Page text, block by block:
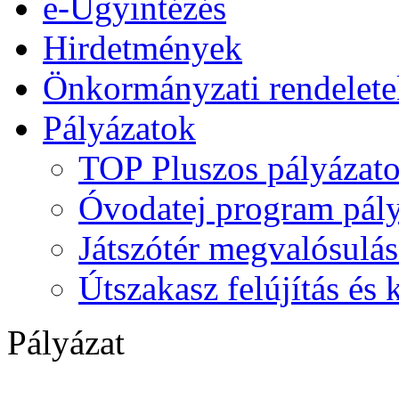
Hirdetmények
Önkormányzati
Pályázatok
TOP Pluszos
Óvodatej program
Játszótér
Útszakasz felújítás és
Pályázat